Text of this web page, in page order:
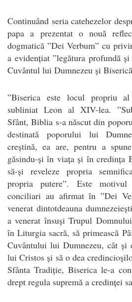
Continuând seria catehezelor
papa a prezentat o nouă
dogmatică ”Dei Verbum” cu
a evidențiat ”legătura profundă
Cuvântul lui Dumnezeu și
”Biserica este locul propriu
subliniat Leon al XIV-lea.
Sfânt, Biblia s-a născut din
destinată poporului lui
creștină, ea are, pentru a
găsindu-și în viața și în credința
să-și reveleze propria
propria putere”. Este
conciliari au afirmat în ”Dei
venerat dintotdeauna
a venerat însuși Trupul
în Liturgia sacră, să primească
Cuvântului lui Dumnezeu, cât și
lui Cristos și să o dea
Sfânta Tradiție, Biserica le-a
drept regula supremă a credinței